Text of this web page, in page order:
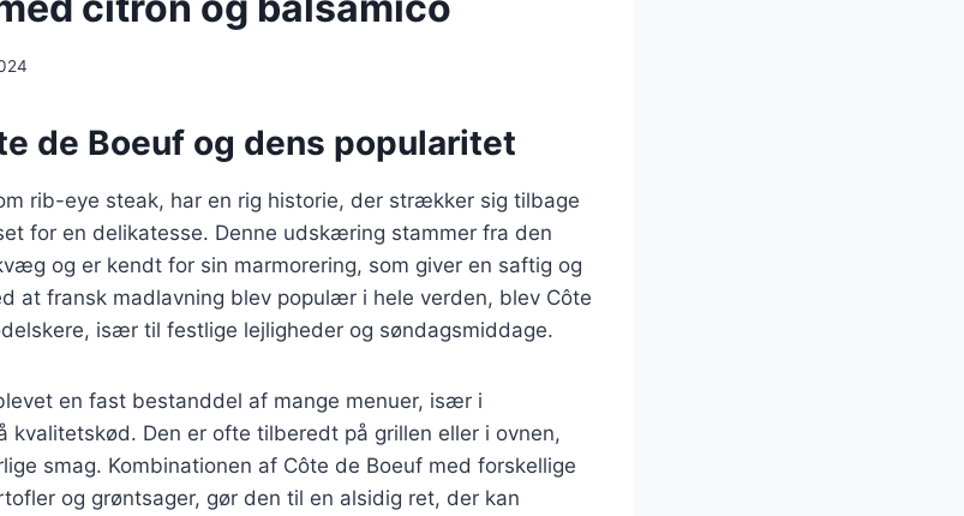
de Boeuf og dens popularitet
rib-eye steak, har en rig historie, der strækker sig tilbage
for en delikatesse. Denne udskæring stammer fra den
og er kendt for sin marmorering, som giver en saftig og
at fransk madlavning blev populær i hele verden, blev Côte
især til festlige lejligheder og søndagsmiddage.
en fast bestanddel af mange menuer, især i
kvalitetskød. Den er ofte tilberedt på grillen eller i ovnen,
smag. Kombinationen af Côte de Boeuf med forskellige
og grøntsager, gør den til en alsidig ret, der kan